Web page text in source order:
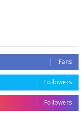
Fans
Followers
Followers